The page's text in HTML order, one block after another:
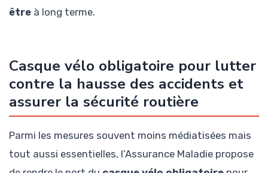
être à long terme.
Casque vélo obligatoire pour lutter
contre la hausse des accidents et
assurer la sécurité routière
Parmi les mesures souvent moins médiatisées mais
tout aussi essentielles, l’Assurance Maladie propose